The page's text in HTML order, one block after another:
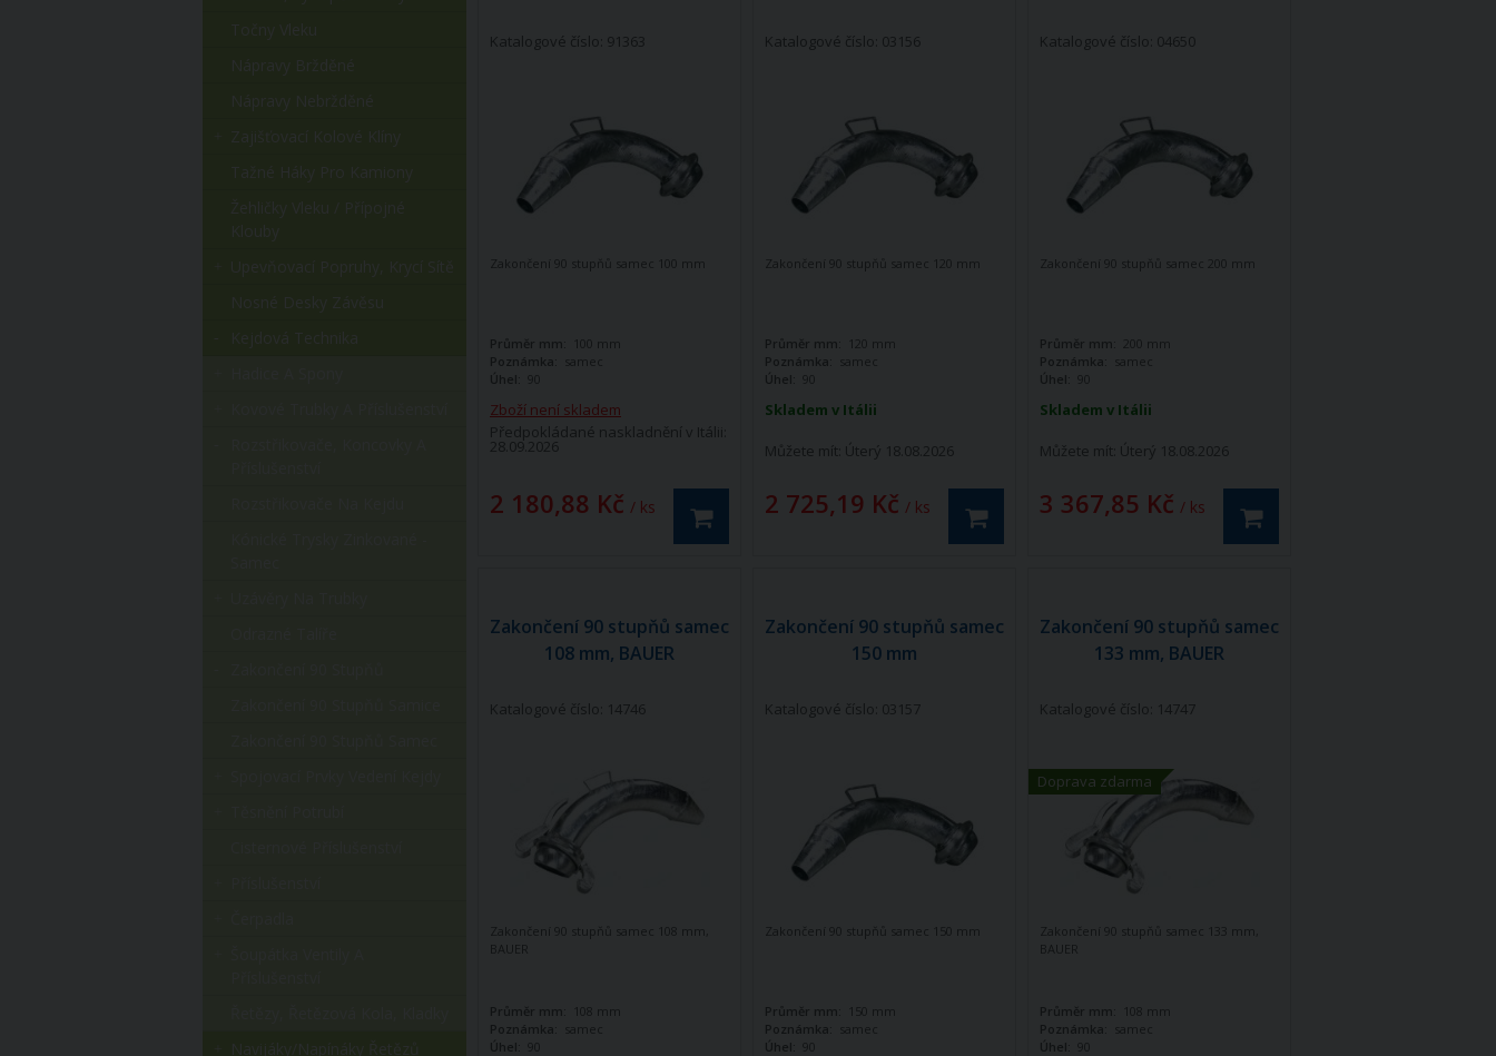
Katalogové číslo: 91363
Zboží není skladem
Předpokládané naskladnění v Itálii:
28.09.2026
2 180,88 Kč / ks
Zakončení 90 stupňů samec 100 mm
Průměr mm:
100 mm
Poznámka:
samec
Úhel:
90
Katalogové číslo: 03156
Skladem v Itálii
Můžete mít: Úterý 18.08.2026
2 725,19 Kč / ks
Zakončení 90 stupňů samec 120 mm
Průměr mm:
120 mm
Poznámka:
samec
Úhel:
90
Katalogové číslo: 04650
Skladem v Itálii
Můžete mít: Úterý 18.08.2026
3 367,85 Kč / ks
Zakončení 90 stupňů samec 200 mm
Průměr mm:
200 mm
Poznámka:
samec
Úhel:
90
Zakončení 90 stupňů samec
108 mm, BAUER
Katalogové číslo: 14746
Zakončení 90 stupňů samec 108 mm,
BAUER
Průměr mm:
108 mm
Poznámka:
samec
Úhel:
90
Zakončení 90 stupňů samec
150 mm
Katalogové číslo: 03157
Zakončení 90 stupňů samec 150 mm
Průměr mm:
150 mm
Poznámka:
samec
Úhel:
90
Zakončení 90 stupňů samec
133 mm, BAUER
Doprava zdarma
Katalogové číslo: 14747
Zakončení 90 stupňů samec 133 mm,
BAUER
Průměr mm:
108 mm
Poznámka:
samec
Úhel:
90